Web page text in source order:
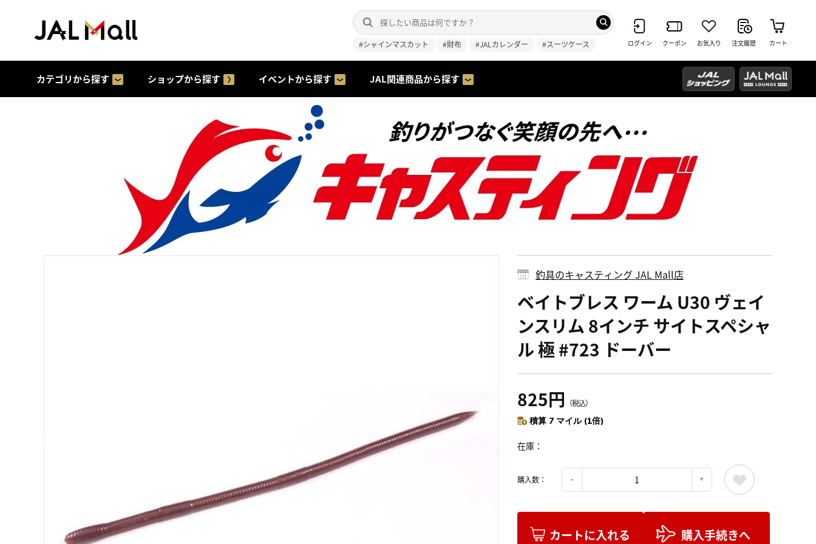
#シャインマスカット #財布 #JALカレンダー #スーツケース ログイン クーポン お気入り 注文履歴 カート
カテゴリから探す ショップから探す イベントから探す JAL関連商品から探す
釣具のキャスティング JAL Mall店
ベイトブレス ワーム U30 ヴェイ
ンスリム 8インチ サイトスペシャ
ル 極 #723 ドーバー
825円 （税込）
積算 7 マイル (1倍)
在庫
購入数：
カートに入れる 購入手続きへ